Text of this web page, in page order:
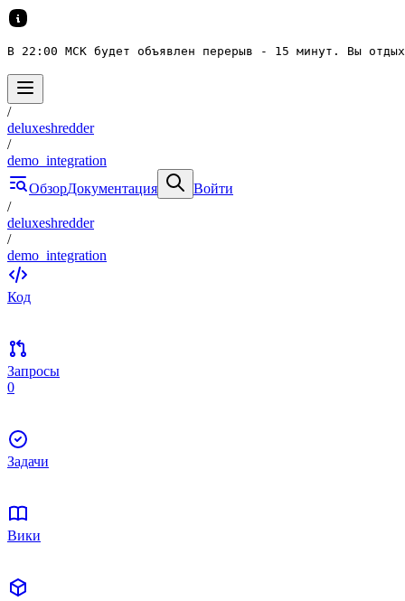
В 22:00 МСК будет объявлен перерыв - 15 минут. Вы
/
deluxeshredder
/
demo_integration
ОбзорДокументация
Войти
/
deluxeshredder
/
demo_integration
Код
Запросы
0
Задачи
Вики